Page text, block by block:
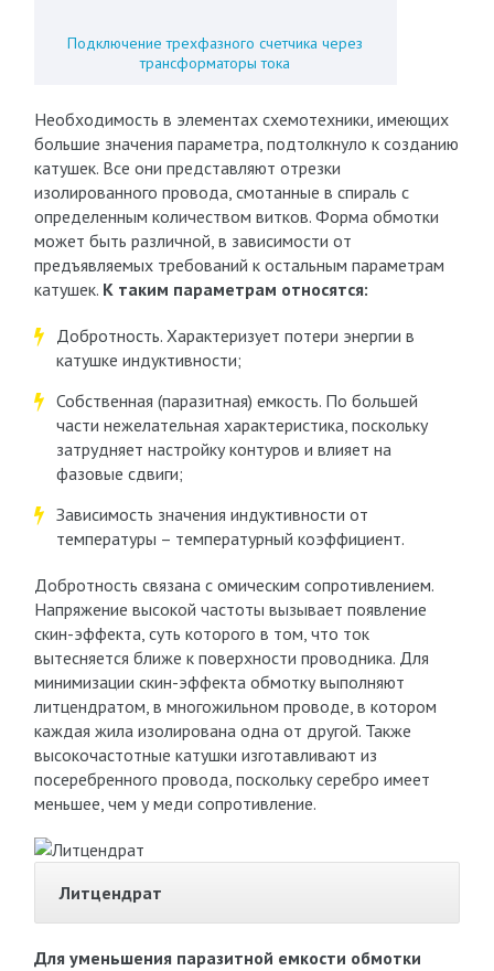
Подключение трехфазного счетчика через
трансформаторы тока
Необходимость в элементах схемотехники, имеющих
большие значения параметра, подтолкнуло к созданию
катушек. Все они представляют отрезки
изолированного провода, смотанные в спираль с
определенным количеством витков. Форма обмотки
может быть различной, в зависимости от
предъявляемых требований к остальным параметрам
катушек. К таким параметрам относятся:
Добротность. Характеризует потери энергии в
катушке индуктивности;
Собственная (паразитная) емкость. По большей
части нежелательная характеристика, поскольку
затрудняет настройку контуров и влияет на
фазовые сдвиги;
Зависимость значения индуктивности от
температуры – температурный коэффициент.
Добротность связана с омическим сопротивлением.
Напряжение высокой частоты вызывает появление
скин-эффекта, суть которого в том, что ток
вытесняется ближе к поверхности проводника. Для
минимизации скин-эффекта обмотку выполняют
литцендратом, в многожильном проводе, в котором
каждая жила изолирована одна от другой. Также
высокочастотные катушки изготавливают из
посеребренного провода, поскольку серебро имеет
меньшее, чем у меди сопротивление.
Литцендрат
Для уменьшения паразитной емкости обмотки